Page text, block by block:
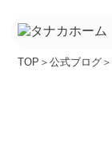
TOP ＞公式ブログ ＞